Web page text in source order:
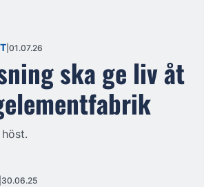
01.07.26
ska ge liv åt
30.06.25